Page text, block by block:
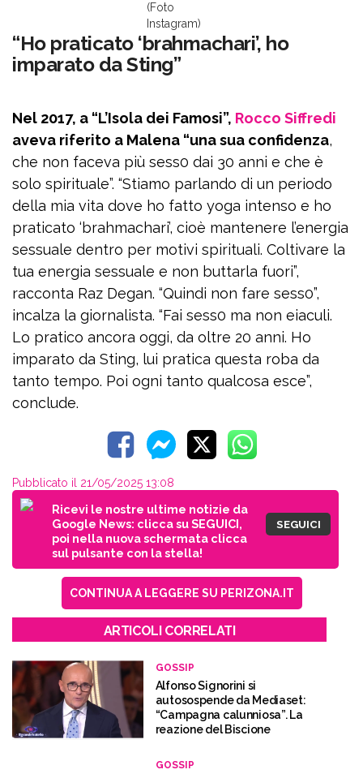
(Foto
Instagram)
“Ho praticato ‘brahmachari’, ho
imparato da Sting”
Nel 2017, a “L’Isola dei Famosi”, Rocco Siffredi
aveva riferito a Malena “una sua confidenza,
che non faceva più sess0 dai 30 anni e che è
solo spirituale”. “Stiamo parlando di un periodo
della mia vita dove ho fatto yoga intenso e ho
praticato ‘brahmachari’, cioè mantenere l’energia
sessuale dentro per motivi spirituali. Coltivare la
tua energia sessuale e non buttarla fuori”,
racconta Raz Degan. “Quindi non fare sess0”,
incalza la giornalista. “Fai sess0 ma non eiaculi.
Lo pratico ancora oggi, da oltre 20 anni. Ho
imparato da Sting, lui pratica questa roba da
tanto tempo. Poi ogni tanto qualcosa esce”,
conclude.
Pubblicato il 21/05/2025 13:08
Ricevi le nostre ultime notizie da
Google News: clicca su SEGUICI,
poi nella nuova schermata clicca
sul pulsante con la stella!
SEGUICI
CONTINUA A LEGGERE SU PERIZONA.IT
ARTICOLI CORRELATI
GOSSIP
Alfonso Signorini si
autosospende da Mediaset:
“Campagna calunniosa”. La
reazione del Biscione
GOSSIP